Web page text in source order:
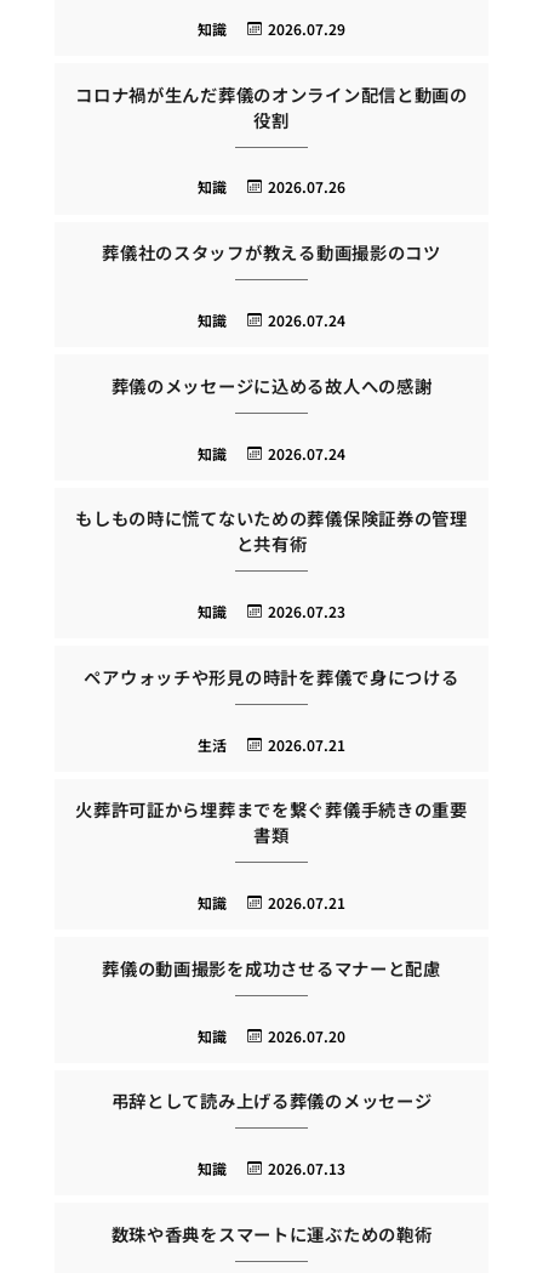
2026.07.29
知識
コロナ禍が生んだ葬儀のオンライン配信と動画の
役割
2026.07.26
知識
葬儀社のスタッフが教える動画撮影のコツ
2026.07.24
知識
葬儀のメッセージに込める故人への感謝
2026.07.24
知識
もしもの時に慌てないための葬儀保険証券の管理
と共有術
2026.07.23
知識
ペアウォッチや形見の時計を葬儀で身につける
2026.07.21
生活
火葬許可証から埋葬までを繋ぐ葬儀手続きの重要
書類
2026.07.21
知識
葬儀の動画撮影を成功させるマナーと配慮
2026.07.20
知識
弔辞として読み上げる葬儀のメッセージ
2026.07.13
知識
数珠や香典をスマートに運ぶための鞄術